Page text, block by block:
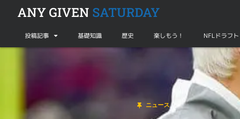
ANY GIVEN SATURDAY
投稿記事 基礎知識 歴史 楽しもう！ NFLドラフト
ニュース